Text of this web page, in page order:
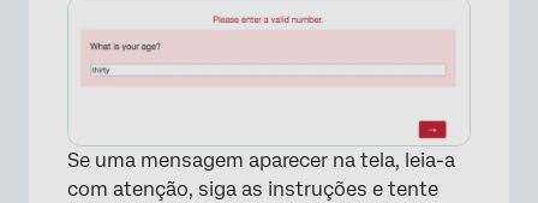
Se uma mensagem aparecer na tela, leia-a
com atenção, siga as instruções e tente